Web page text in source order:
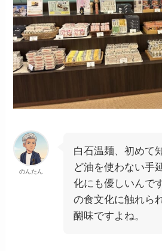
のんたん
白石温麺、初めて
ど油を使わない手
化にも優しいんで
の食文化に触れら
醐味ですよね。